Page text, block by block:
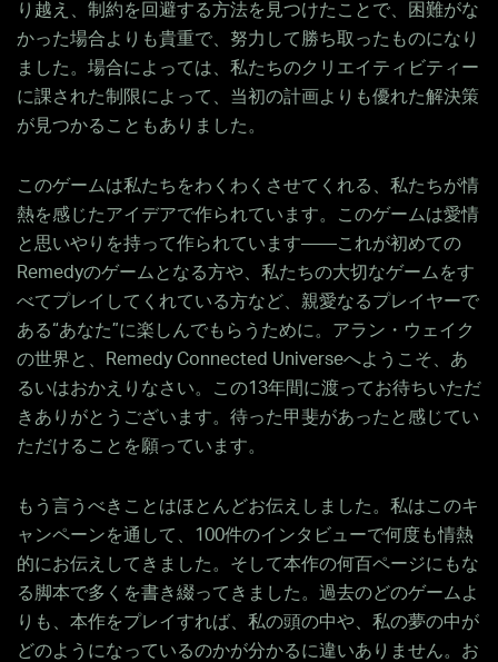
り越え、制約を回避する方法を見つけたことで、困難がな
かった場合よりも貴重で、努力して勝ち取ったものになり
ました。場合によっては、私たちのクリエイティビティー
に課された制限によって、当初の計画よりも優れた解決策
が見つかることもありました。
このゲームは私たちをわくわくさせてくれる、私たちが情
熱を感じたアイデアで作られています。このゲームは愛情
と思いやりを持って作られています――これが初めての
Remedyのゲームとなる方や、私たちの大切なゲームをす
べてプレイしてくれている方など、親愛なるプレイヤーで
ある“あなた”に楽しんでもらうために。アラン・ウェイク
の世界と、Remedy Connected Universeへようこそ、あ
るいはおかえりなさい。この13年間に渡ってお待ちいただ
きありがとうございます。待った甲斐があったと感じてい
ただけることを願っています。
もう言うべきことはほとんどお伝えしました。私はこのキ
ャンペーンを通して、100件のインタビューで何度も情熱
的にお伝えしてきました。そして本作の何百ページにもな
る脚本で多くを書き綴ってきました。過去のどのゲームよ
りも、本作をプレイすれば、私の頭の中や、私の夢の中が
どのようになっているのかが分かるに違いありません。お